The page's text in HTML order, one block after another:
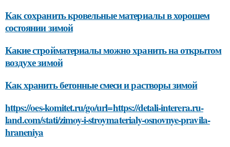
Как сохранить кровельные материалы в хорошем
состоянии зимой
Какие стройматериалы можно хранить на открытом
воздухе зимой
Как хранить бетонные смеси и растворы зимой
https://oes-komitet.ru/go/url=https://detali-interera.ru-
land.com/stati/zimoy-i-stroymaterialy-osnovnye-pravila-
hraneniya